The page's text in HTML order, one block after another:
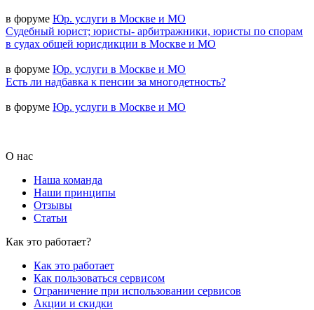
в форуме Юр. услуги в Москве и МО
Судебный юрист; юристы- арбитражники, юристы по спорам
в судах общей юрисдикции в Москве и МО
в форуме Юр. услуги в Москве и МО
Есть ли надбавка к пенсии за многодетность?
в форуме Юр. услуги в Москве и МО
О нас
Наша команда
Наши принципы
Отзывы
Статьи
Как это работает?
Как это работает
Как пользоваться сервисом
Ограничение при использовании сервисов
Акции и скидки